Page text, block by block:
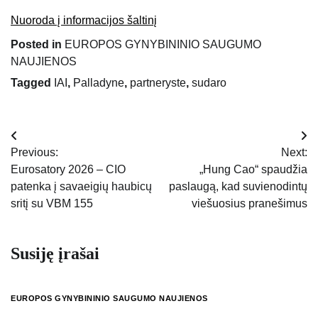
Nuoroda į informacijos šaltinį
Posted in EUROPOS GYNYBININIO SAUGUMO
NAUJIENOS
Tagged
IAI , Palladyne, partneryste, sudaro
Navigacija
tarp
įrašų
Previous:
Eurosatory 2026 – CIO
patenka į savaeigių haubicų
sritį su VBM 155
Next:
„Hung Cao“ spaudžia
paslaugą, kad suvienodintų
viešuosius pranešimus
Susiję įrašai
EUROPOS GYNYBININIO SAUGUMO NAUJIENOS